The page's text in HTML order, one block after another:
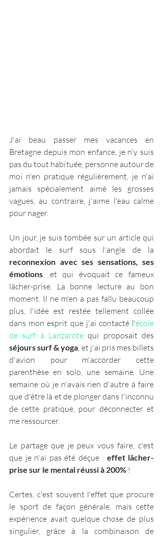
J'ai beau passer mes vacances en
Bretagne depuis mon enfance, je n'y suis
pas du tout habituée, personne autour de
moi n'en pratique régulièrement, je n'ai
jamais spécialement aimé les grosses
vagues, au contraire, j'aime l'eau calme
pour nager.
Un jour, je suis tombée sur un article qui
reconnexion avec ses sensations, ses
émotions, et qui évoquait ce fameux
lâcher-prise. La bonne lecture au bon
moment. Il ne m'en a pas fallu beaucoup
plus, l'idée est restée tellement collée
dans mon esprit que j'ai contacté l'école
de surf à Lanzarote
séjours surf & yoga, et j'ai pris mes billets
d'avion pour m'accorder cette
parenthèse en solo, une semaine. Une
semaine où je n'avais rien d'autre à faire
que d'être là et de plonger dans l'inconnu
de cette pratique, pour déconnecter et
me ressourcer.
Le partage que je peux vous faire, c'est
que je n'ai pas été déçue : effet lâcher-
prise sur le mental réussi à 200% !
Certes, c'est souvent l'effet que procure
le sport de façon générale, mais cette
expérience avait quelque chose de plus
singulier, grâce à la combinaison de